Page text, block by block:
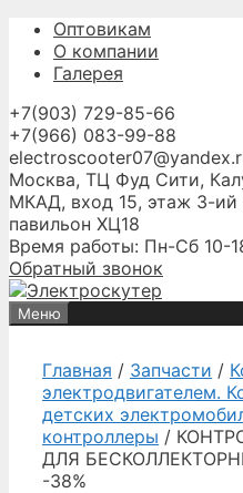
Перейти
содержимому
Оптовикам
О компании
Галерея
+7(903) 729-85-66
+7(966) 083-99-88
Москва, ТЦ Фуд Сити,
МКАД, вход 15, этаж 3-ий
павильон ХЦ18
Время работы: Пн-Сб 10-
Обратный звонок
Меню
Главная / Запчасти /
электродвигателем.
детских
контроллеры /
ДЛЯ
-38%